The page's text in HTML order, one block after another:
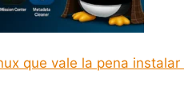
que vale la pena instalar